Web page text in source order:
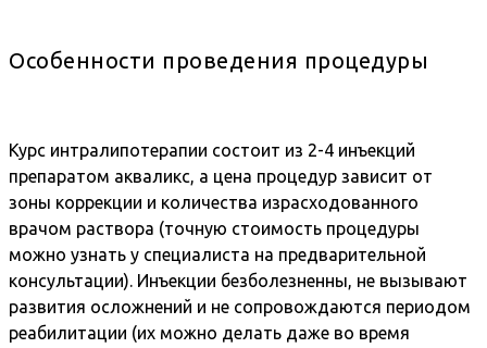
Особенности проведения процедуры
Курс интралипотерапии состоит из 2-4 инъекций
препаратом акваликс, а цена процедур зависит от
зоны коррекции и количества израсходованного
врачом раствора (точную стоимость процедуры
можно узнать у специалиста на предварительной
консультации). Инъекции безболезненны, не вызывают
развития осложнений и не сопровождаются периодом
реабилитации (их можно делать даже во время